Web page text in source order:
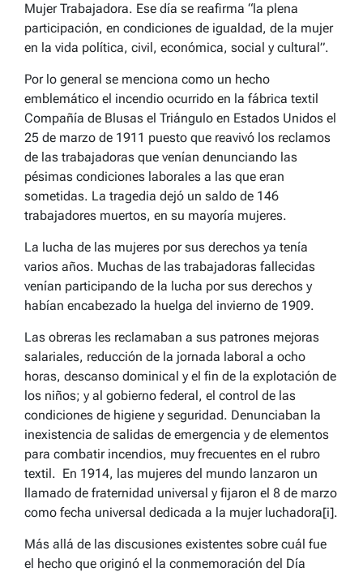
Mujer Trabajadora. Ese día se reafirma “la plena
participación, en condiciones de igualdad, de la mujer
en la vida política, civil, económica, social y cultural”.
Por lo general se menciona como un hecho
emblemático el incendio ocurrido en la fábrica textil
Compañía de Blusas el Triángulo en Estados Unidos el
25 de marzo de 1911 puesto que reavivó los reclamos
de las trabajadoras que venían denunciando las
pésimas condiciones laborales a las que eran
sometidas. La tragedia dejó un saldo de 146
trabajadores muertos, en su mayoría mujeres.
La lucha de las mujeres por sus derechos ya tenía
varios años. Muchas de las trabajadoras fallecidas
venían participando de la lucha por sus derechos y
habían encabezado la huelga del invierno de 1909.
Las obreras les reclamaban a sus patrones mejoras
salariales, reducción de la jornada laboral a ocho
horas, descanso dominical y el fin de la explotación de
los niños; y al gobierno federal, el control de las
condiciones de higiene y seguridad. Denunciaban la
inexistencia de salidas de emergencia y de elementos
para combatir incendios, muy frecuentes en el rubro
textil. En 1914, las mujeres del mundo lanzaron un
llamado de fraternidad universal y fijaron el 8 de marzo
como fecha universal dedicada a la mujer luchadora[i].
Más allá de las discusiones existentes sobre cuál fue
el hecho que originó el la conmemoración del Día